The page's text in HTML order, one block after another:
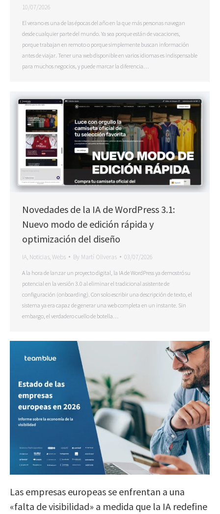
10/07/2026
El verano es una de las épocas del año en la que más personas navegan
desde cualquier parte del mundo. Ya sea porque están de vacaciones,
porque trabajan en remoto o porque simplemente buscan información
antes de viajar. Tener una web disponible en varios idiomas es indispensable
para muchos negocios, y puede marcar la diferencia…
Novedades de la IA de WordPress 3.1:
Nuevo modo de edición rápida y
optimización del diseño
IA, Noticias,Webs By Martí Oliveras 03/07/2026
A la hora de lanzar un proyecto digital, la IA de WordPress ya demostró su
potencial en la versión 3.0 al eliminar el tradicional asistente de
configuración (onboarding). Con solo escribir una descripción de texto, el
sistema ya era capaz de generar una web completa en un instante. Sin
embargo, el verdadero cuello de botella…
Las empresas europeas se enfrentan a una
«falta de visibilidad» a medida que la IA redefine